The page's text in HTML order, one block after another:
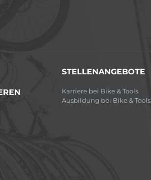
STELLENANGEBOTE
Karriere bei Bike & Tools
Ausbildung bei Bike & Tools